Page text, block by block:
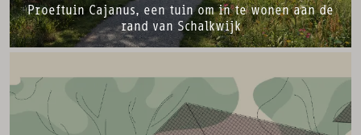
Proeftuin Cajanus, een tuin om in te wonen aan de
rand van Schalkwijk